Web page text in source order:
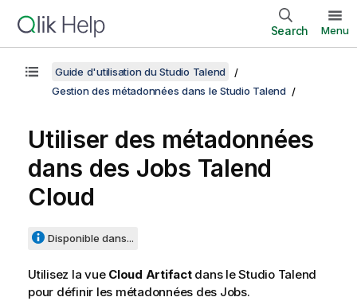
Search Menu
Guide d'utilisation du Studio Talend
Gestion des métadonnées dans le Studio Talend
Utiliser des métadonnées
dans des Jobs Talend
Cloud
Disponible dans...
Utilisez la vue Cloud Artifactdans leStudio Talend
pour définir les métadonnées des Jobs.